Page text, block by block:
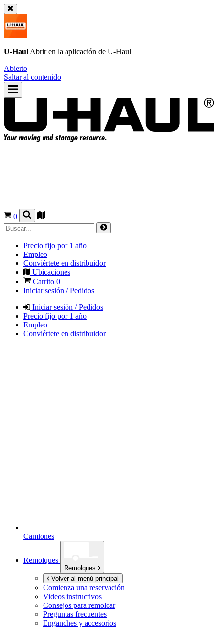
U-Haul Abrir en la aplicación de U-Haul
Abierto
Saltar al contenido
0
Precio fijo por 1 año
Empleo
Conviértete en distribuidor
Ubicaciones
Carrito 0
Iniciar sesión / Pedidos
Iniciar sesión / Pedidos
Precio fijo por 1 año
Empleo
Conviértete en distribuidor
Camiones
Remolques
Remolques
Volver al menú principal
Comienza una reservación
Videos instructivos
Consejos para remolcar
Preguntas frecuentes
Enganches y accesorios